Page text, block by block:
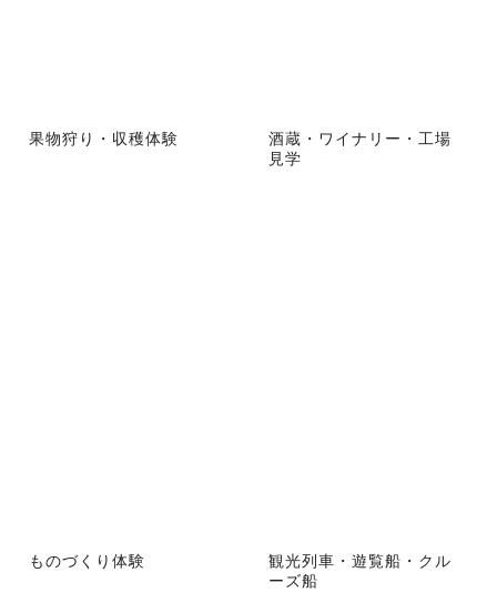
果物狩り・収穫体験
酒蔵・ワイナリー・工場
見学
ものづくり体験
観光列車・遊覧船・クル
ーズ船